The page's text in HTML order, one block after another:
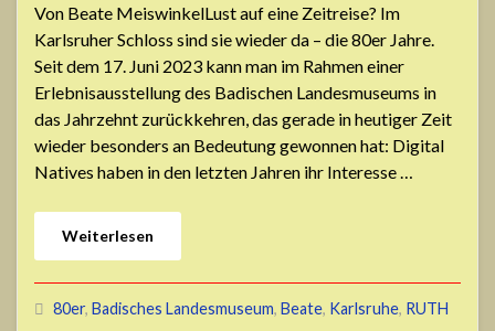
Von Beate MeiswinkelLust auf eine Zeitreise? Im
Karlsruher Schloss sind sie wieder da – die 80er Jahre.
Seit dem 17. Juni 2023 kann man im Rahmen einer
Erlebnisausstellung des Badischen Landesmuseums in
das Jahrzehnt zurückkehren, das gerade in heutiger Zeit
wieder besonders an Bedeutung gewonnen hat: Digital
Natives haben in den letzten Jahren ihr Interesse …
Weiterlesen
80er, Badisches Landesmuseum, Beate, Karlsruhe, RUTH